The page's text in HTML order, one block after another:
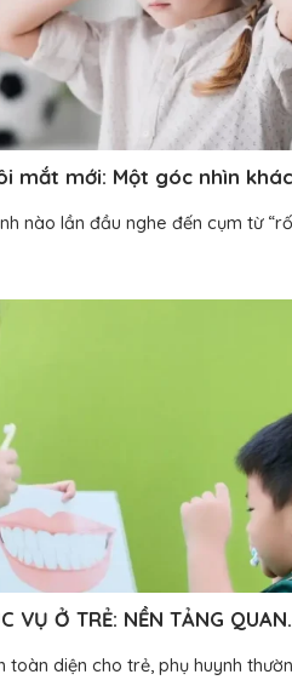
mắt mới: Một góc nhìn
kỷ
nào lần đầu nghe đến cụm từ
VỤ Ở TRẺ: NỀN TẢNG QUAN
LẬP
toàn diện cho trẻ, phụ huynh